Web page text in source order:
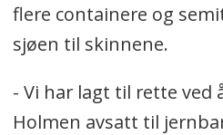
flere containere og
sjøen til skinnene.
- Vi har lagt til rette ved
Holmen avsatt til